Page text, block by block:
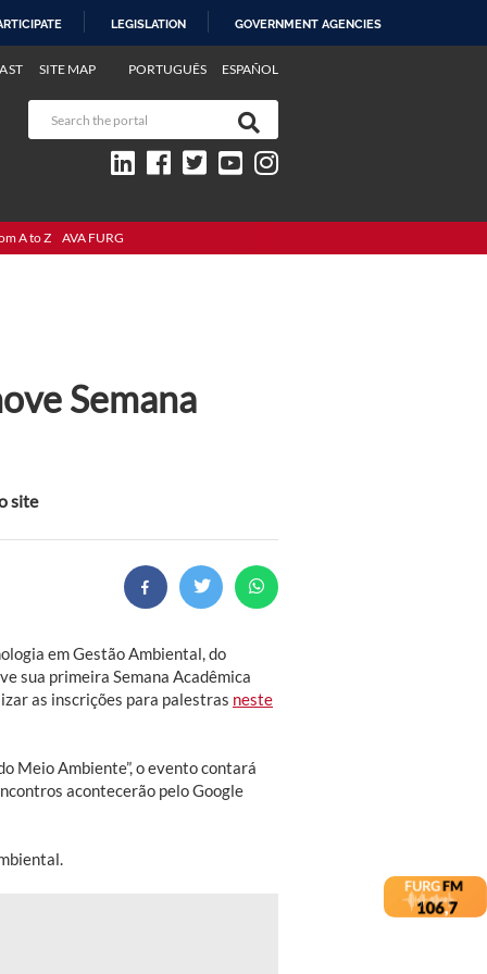
LEGISLATION GOVERNMENT AGENCIES
PORTUGUÊS ESPAÑOL
SITE MAP
A to Z AVA FURG
Semana
site
em Gestão Ambiental, do
sua primeira Semana Acadêmica
as inscrições para palestras neste
Meio Ambiente”, o evento contará
acontecerão pelo Google